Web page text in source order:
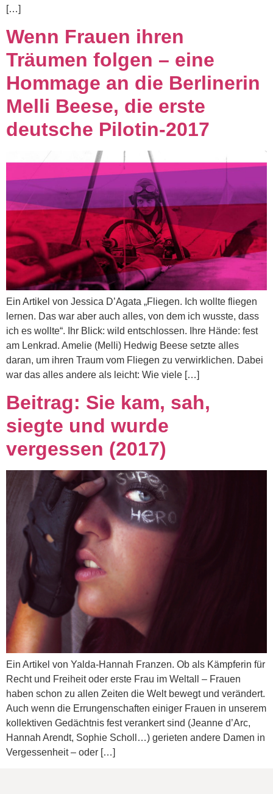
[…]
Wenn Frauen ihren
Träumen folgen – eine
Hommage an die Berlinerin
Melli Beese, die erste
deutsche Pilotin-2017
Ein Artikel von Jessica D’Agata „Fliegen. Ich wollte fliegen
lernen. Das war aber auch alles, von dem ich wusste, dass
ich es wollte“. Ihr Blick: wild entschlossen. Ihre Hände: fest
am Lenkrad. Amelie (Melli) Hedwig Beese setzte alles
daran, um ihren Traum vom Fliegen zu verwirklichen. Dabei
war das alles andere als leicht: Wie viele […]
Beitrag: Sie kam, sah,
siegte und wurde
vergessen (2017)
Ein Artikel von Yalda-Hannah Franzen. Ob als Kämpferin für
Recht und Freiheit oder erste Frau im Weltall – Frauen
haben schon zu allen Zeiten die Welt bewegt und verändert.
Auch wenn die Errungenschaften einiger Frauen in unserem
kollektiven Gedächtnis fest verankert sind (Jeanne d’Arc,
Hannah Arendt, Sophie Scholl…) gerieten andere Damen in
Vergessenheit – oder […]